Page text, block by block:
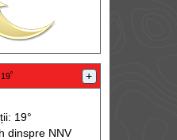
+
19°
dinspreNNV